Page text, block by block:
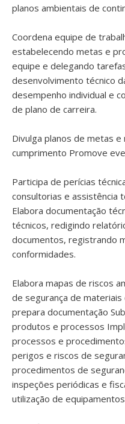
planos ambientais de
Coordena equipe de
estabelecendo metas e
equipe e delegando
desenvolvimento técnico
desempenho individual e
de plano de carreira.
Divulga planos de metas
cumprimento Promove
Participa de perícias
consultorias e assistência
Elabora documentação
técnicos, redigindo
documentos, registrando
conformidades.
Elabora mapas de riscos
de segurança de
prepara documentação
produtos e processos
processos e
perigos e riscos de
procedimentos de
inspeções periódicas e
utilização de